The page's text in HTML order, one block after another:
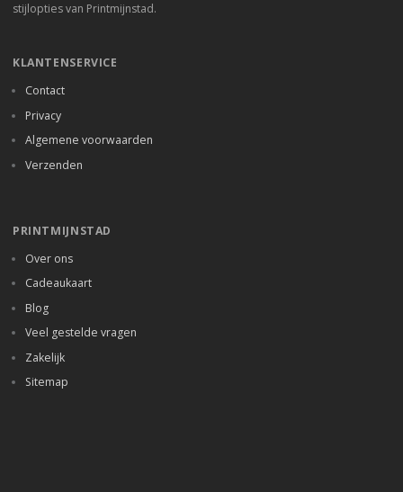
stijlopties van Printmijnstad.
KLANTENSERVICE
Contact
Privacy
Algemene voorwaarden
Verzenden
PRINTMIJNSTAD
Over ons
Cadeaukaart
Blog
Veel gestelde vragen
Zakelijk
Sitemap